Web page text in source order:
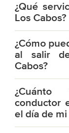
¿Qué
Los Cabos?
¿Cómo
al salir
Cabos?
conductor
el día de mi